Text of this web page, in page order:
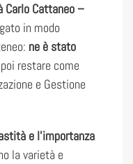
Carlo Cattaneo –
in modo
ne è stato
restare come
e Gestione
e l’importanza
la varietà e